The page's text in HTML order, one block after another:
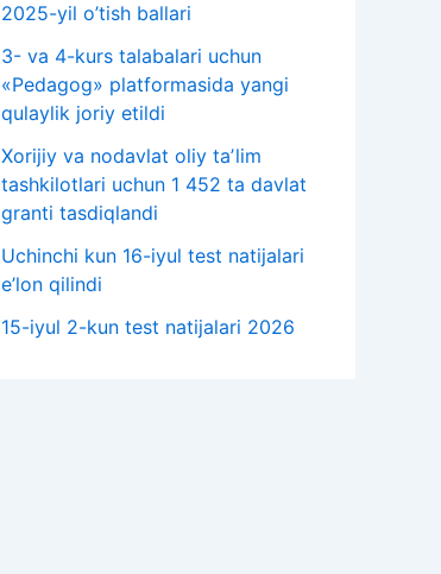
2025-yil o’tish ballari
3- va 4-kurs talabalari uchun
«Pedagog» platformasida yangi
qulaylik joriy etildi
Xorijiy va nodavlat oliy taʼlim
tashkilotlari uchun 1 452 ta davlat
granti tasdiqlandi
Uchinchi kun 16-iyul test natijalari
e’lon qilindi
15-iyul 2-kun test natijalari 2026